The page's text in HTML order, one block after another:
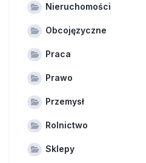
Nieruchomości
Obcojęzyczne
Praca
Prawo
Przemysł
Rolnictwo
Sklepy